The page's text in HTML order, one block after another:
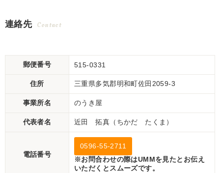
連絡先 Contact
郵便番号 515-0331
住所 三重県多気郡明和町佐田2059-3
事業所名 のうき屋
代表者名 近田 拓真（ちかだ たくま）
電話番号
0596-55-2711
※お問合わせの際はUMMを見たとお伝え
いただくとスムーズです。